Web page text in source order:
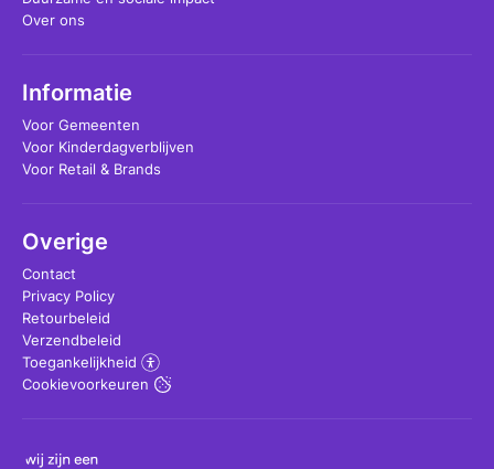
Over ons
Informatie
Voor Gemeenten
Voor Kinderdagverblijven
Voor Retail & Brands
Overige
Contact
Privacy Policy
Retourbeleid
Verzendbeleid
Toegankelijkheid
Cookievoorkeuren